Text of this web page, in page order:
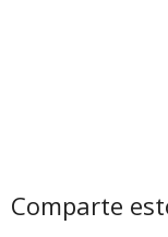
Comparte